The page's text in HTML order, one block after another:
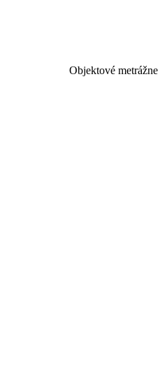
Objektové metrážne